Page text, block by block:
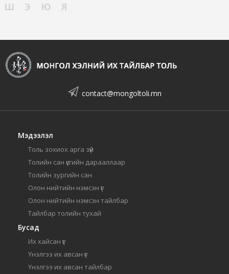
Ш
Э Ю Я
contact@mongoltoli.mn
Мэдээлэл
Толь зохиох арга зүй
Толийн сан үсгийн дарааллаар
Толийн зургийн сан
Олон нийтийн нэмсэн үг
Олон нийтийн нэмсэн тайлбар
Тайлбар толийн тухай
Бусад
Их хайсан үг
Үнэлгээ их авсан үг
Үнэлгээ их авсан тайлбар